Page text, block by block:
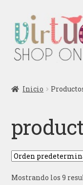
la
navegación
al
contenido
Contactar
Blog
Iniciar sesión
Inicio
Mostrando los 9